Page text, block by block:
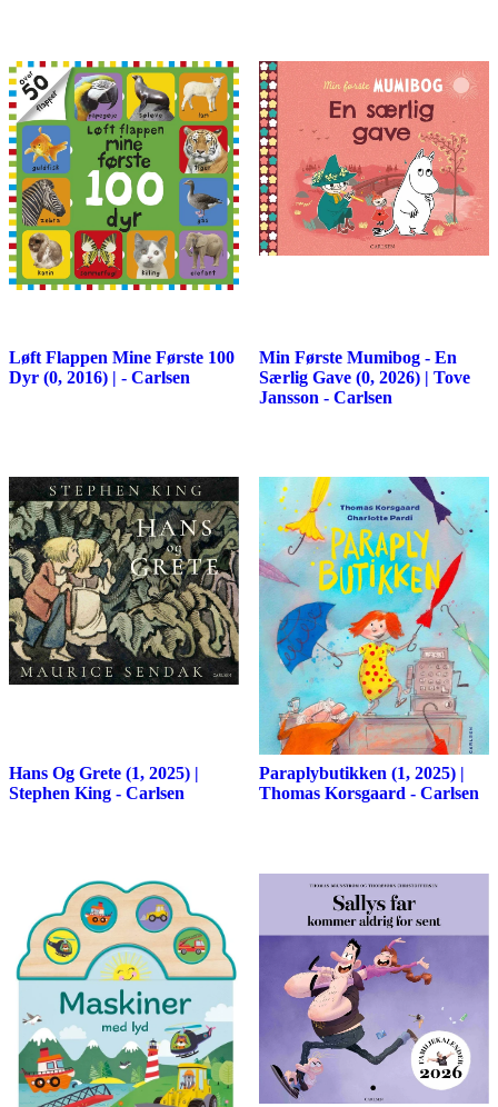
Løft Flappen Mine Første 100
Dyr (0, 2016) | - Carlsen
Min Første Mumibog - En
Særlig Gave (0, 2026) | Tove
Jansson - Carlsen
Hans Og Grete (1, 2025) |
Stephen King - Carlsen
Paraplybutikken (1, 2025) |
Thomas Korsgaard - Carlsen